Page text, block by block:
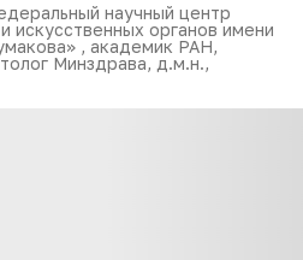
научный центр
искусственных органов имени
, академик РАН,
Минздрава, д.м.н.,